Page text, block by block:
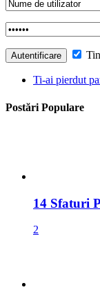
Ti-ai pierdut
Postări Populare
14 Sfaturi
2